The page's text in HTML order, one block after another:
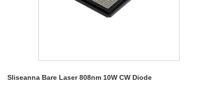
Sliseanna Bare Laser 808nm 10W CW Diode